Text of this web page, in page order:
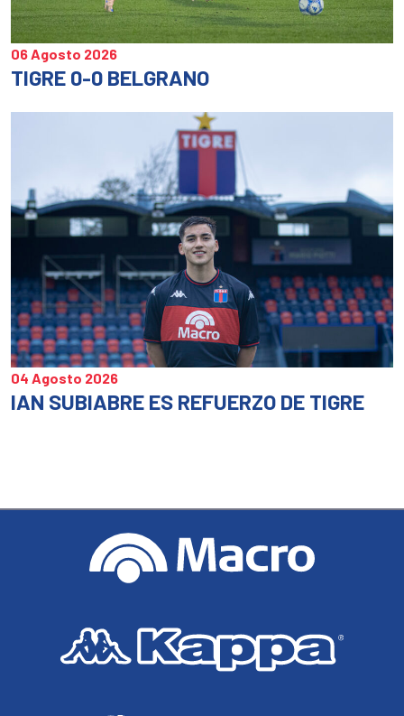
06 Agosto 2026
TIGRE 0-0 BELGRANO
04 Agosto 2026
IAN SUBIABRE ES REFUERZO DE TIGRE